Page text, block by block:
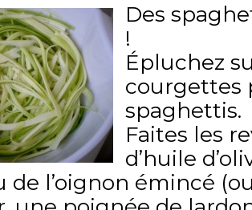
Des
!
Épluchez
courgettes
spaghettis.
Faites les
d’huile
de l’oignon émincé